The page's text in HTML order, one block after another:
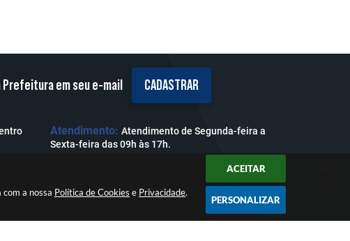
a nossa Política de Cookies e Privacidade.
ACEITAR
PERSONALIZAR
em seu e-mail CADASTRAR
Atendimento: Atendimento de Segunda-feira a
Sexta-feira das 09h às 17h.